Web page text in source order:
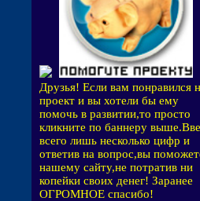
Друзья! Если вам понравился
проект и вы хотели бы ему
помочь в развитии,то просто
кликните по баннеру
всего лишь несколько цифр и
ответив на вопрос,вы
нашему сайту,не потратив ни
копейки своих денег! Заранее
ОГРОМНОЕ спасибо!